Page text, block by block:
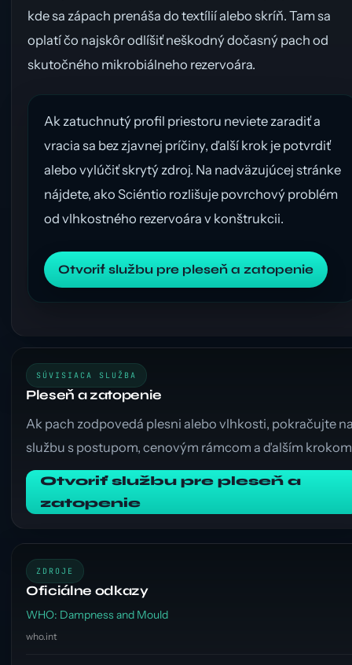
kde sa zápach prenáša do textílií alebo skríň. Tam sa
oplatí čo najskôr odlíšiť neškodný dočasný pach od
skutočného mikrobiálneho rezervoára.
Ak zatuchnutý profil priestoru neviete zaradiť a
vracia sa bez zjavnej príčiny, ďalší krok je potvrdiť
alebo vylúčiť skrytý zdroj. Na nadväzujúcej stránke
nájdete, ako Sciéntio rozlišuje povrchový problém
od vlhkostného rezervoára v konštrukcii.
Otvoriť službu pre pleseň a zatopenie
SÚVISIACA SLUŽBA
Pleseň a zatopenie
Ak pach zodpovedá plesni alebo vlhkosti, pokračujte
službu s postupom, cenovým rámcom a ďalším
Otvoriť službu pre pleseň a
zatopenie
ZDROJE
Oficiálne odkazy
WHO: Dampness and Mould
who.int